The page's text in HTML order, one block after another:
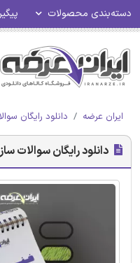
دسته‌بندی محصولات
ایران عرضه دانلود رایگان
دانلود رایگان سوالات